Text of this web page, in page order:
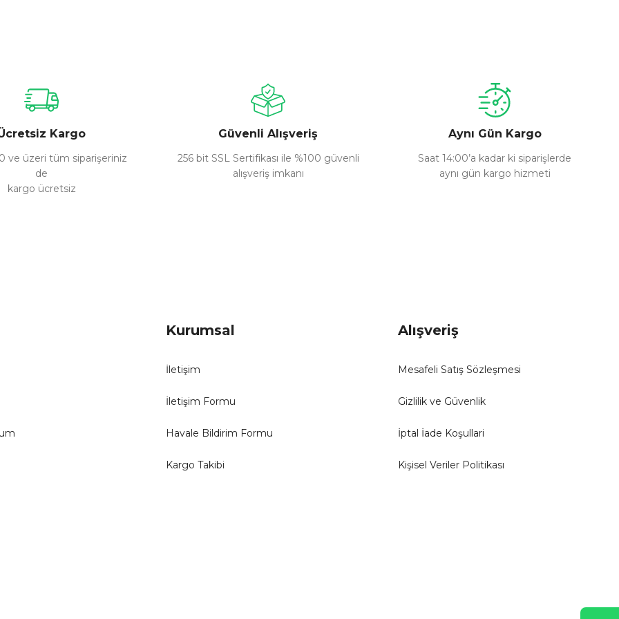
Kargo
ve üzeri tüm siparişeriniz
de
kargo ücretsiz
Güvenli Alışveriş
256 bit SSL Sertifikası ile %100 güvenli
alışveriş imkanı
Aynı Gün Kargo
Saat 14:00’a kadar ki siparişlerde
aynı gün kargo hizmeti
Kurumsal
İletişim
İletişim Formu
Havale Bildirim Formu
Kargo Takibi
Alışveriş
Mesafeli Satış Sözleşmesi
Gizlilik ve Güvenlik
İptal İade Koşullari
Kişisel Veriler Politikası